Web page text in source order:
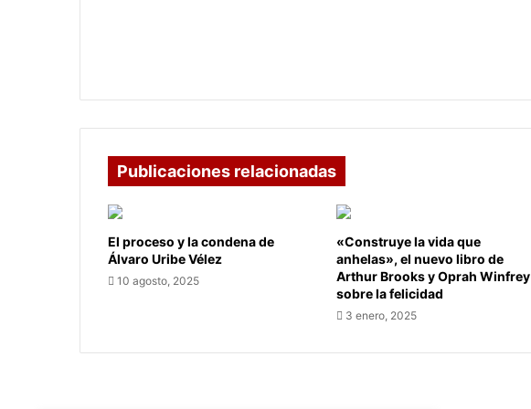
MÓVIL
Publicaciones relacionadas
El proceso y la condena de
Álvaro Uribe Vélez
10 agosto, 2025
«Construye la vida que
anhelas», el nuevo libro de
Arthur Brooks y Oprah Winfrey
sobre la felicidad
3 enero, 2025